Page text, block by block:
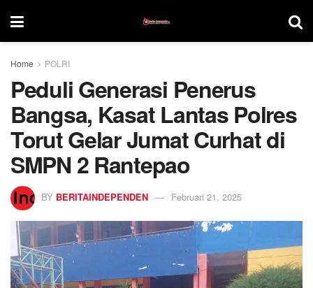
Home POLRI
Peduli Generasi Penerus
Bangsa, Kasat Lantas Polres
Torut Gelar Jumat Curhat di
SMPN 2 Rantepao
BY BERITAINDEPENDEN Februari 21, 2025